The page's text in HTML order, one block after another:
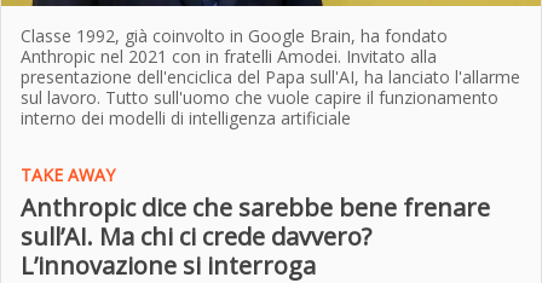
Classe 1992, già coinvolto in Google Brain, ha fondato
Anthropic nel 2021 con in fratelli Amodei. Invitato alla
presentazione dell'enciclica del Papa sull'AI, ha lanciato l'allarme
sul lavoro. Tutto sull'uomo che vuole capire il funzionamento
interno dei modelli di intelligenza artificiale
TAKE AWAY
Anthropic dice che sarebbe bene frenare
sull’AI. Ma chi ci crede davvero?
L’innovazione si interroga